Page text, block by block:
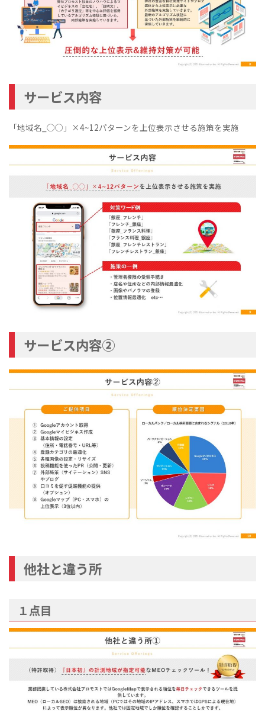
サービス内容
「地域名_◯◯」×4~12パターンを上位表示させる施策を実施
サービス内容②
他社と違う所
１点目